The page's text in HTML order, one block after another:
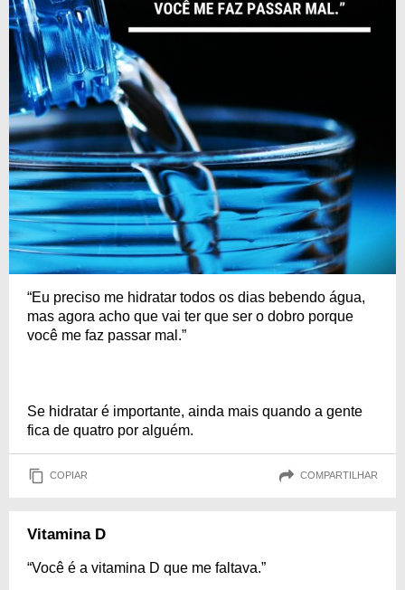
“Eu preciso me hidratar todos os dias bebendo água,
mas agora acho que vai ter que ser o dobro porque
você me faz passar mal.”
Se hidratar é importante, ainda mais quando a gente
fica de quatro por alguém.
COPIAR COMPARTILHAR
Vitamina D
“Você é a vitamina D que me faltava.”